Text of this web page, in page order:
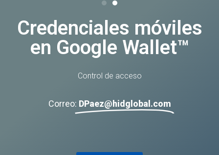
Credenciales móviles
en Google Wallet™
Control de acceso
Correo: DPaez@hidglobal.com